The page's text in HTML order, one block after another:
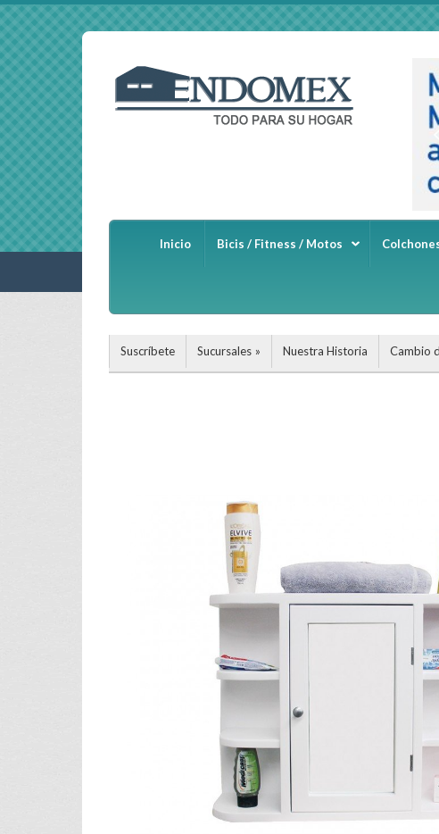
Inicio Bicis / Fitness / Motos
Suscríbete Sucursales Nuestra Historia Cambio